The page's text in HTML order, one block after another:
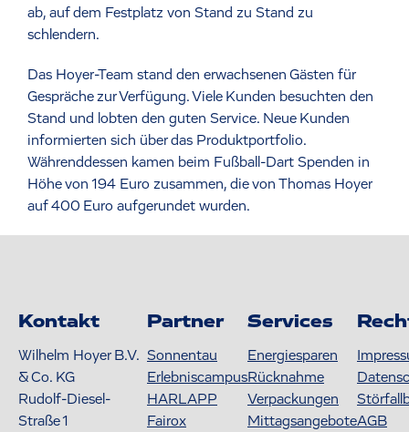
ab, auf dem Festplatz von Stand zu Stand zu
schlendern.
Das Hoyer-Team stand den erwachsenen Gästen für
Gespräche zur Verfügung. Viele Kunden besuchten den
Stand und lobten den guten Service. Neue Kunden
informierten sich über das Produktportfolio.
Währenddessen kamen beim Fußball-Dart Spenden in
Höhe von 194 Euro zusammen, die von Thomas Hoyer
auf 400 Euro aufgerundet wurden.
Kontakt
Wilhelm Hoyer B.V.
& Co. KG
Rudolf-Diesel-
Straße 1
Partner
Sonnentau
Erlebniscampus
HARLAPP
Fairox
Services
Energiesparen
Rücknahme
Verpackungen
MittagsangeboteAGB